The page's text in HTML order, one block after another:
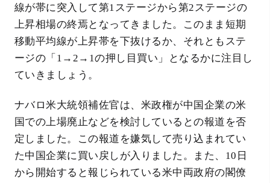
線が帯に突入して第1ステージから第2ステージの
上昇相場の終焉となってきました。このまま短期
移動平均線が上昇帯を下抜けるか、それともステ
ージの「1→2→1の押し目買い」となるかに注目し
ていきましょう。
ナバロ米大統領補佐官は、米政権が中国企業の米
国での上場廃止などを検討しているとの報道を否
定しました。この報道を嫌気して売り込まれてい
た中国企業に買い戻しが入りました。また、10日
から開始すると報じられている米中両政府の閣僚